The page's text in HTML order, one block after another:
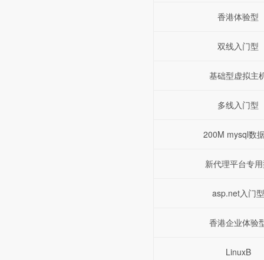
香港体验型
双线入门型
基础型虚拟主
多线入门型
200M mysql数
新代理平台专
asp.net入门型
香港企业体验
LinuxB